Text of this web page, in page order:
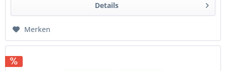
Details
Merken